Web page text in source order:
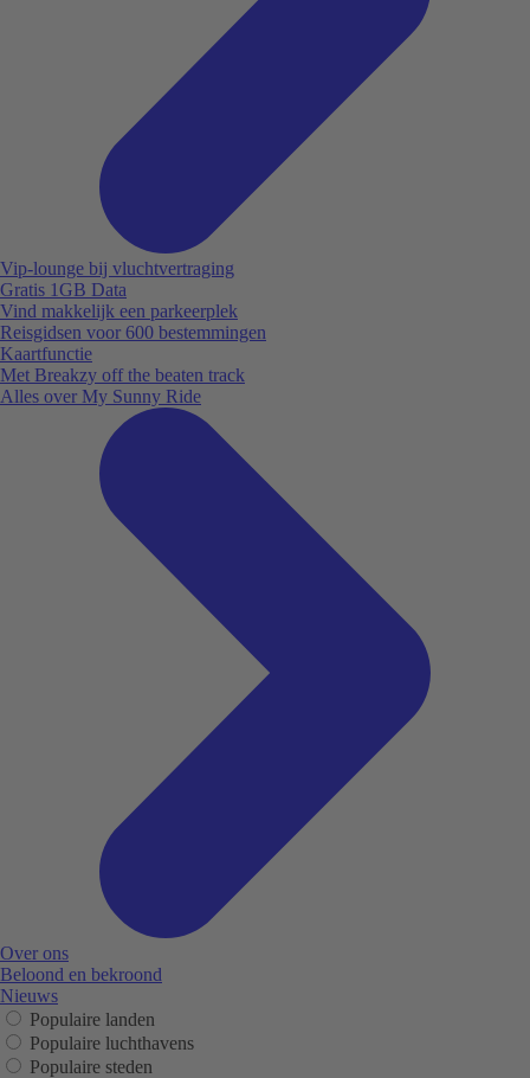
Vip-lounge bij vluchtvertraging
Gratis 1GB Data
Vind makkelijk een parkeerplek
Reisgidsen voor 600 bestemmingen
Kaartfunctie
Met Breakzy off the beaten track
Alles over My Sunny Ride
Over ons
Beloond en bekroond
Nieuws
Populaire landen
Populaire luchthavens
Populaire steden